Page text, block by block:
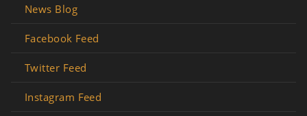
News Blog
Facebook Feed
Twitter Feed
Instagram Feed